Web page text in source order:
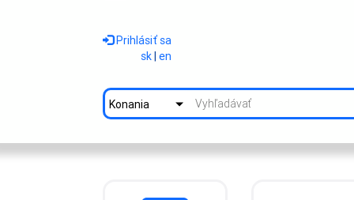
Prihlásiť sa
sk en
Konania